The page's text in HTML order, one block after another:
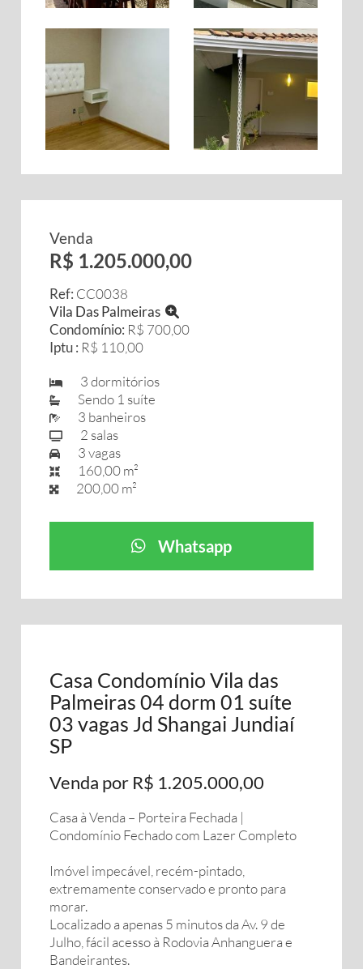
Venda
R$ 1.205.000,00
Ref: CC0038
Vila Das Palmeiras
Condomínio: R$ 700,00
Iptu : R$ 110,00
3 dormitórios
Sendo 1 suíte
3 banheiros
2 salas
3 vagas
160,00 m²
200,00 m²
Whatsapp
Casa Condomínio Vila das
Palmeiras 04 dorm 01 suíte
03 vagas Jd Shangai Jundiaí
SP
Venda por R$ 1.205.000,00
Casa à Venda – Porteira Fechada |
Condomínio Fechado com Lazer Completo
Imóvel impecável, recém-pintado,
extremamente conservado e pronto para
morar.
Localizado a apenas 5 minutos da Av. 9 de
Julho, fácil acesso à Rodovia Anhanguera e
Bandeirantes.